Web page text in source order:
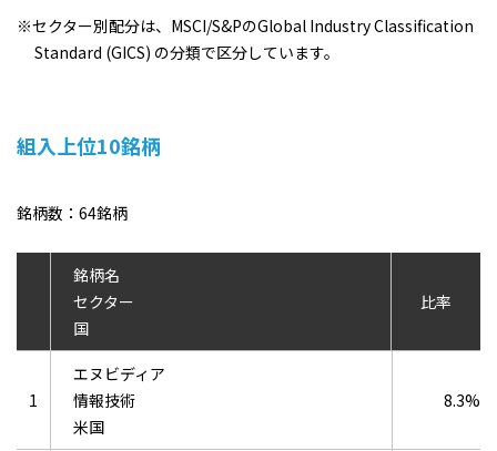
※セクター別配分は、MSCI/S&PのGlobal Industry Classification
Standard (GICS) の分類で区分しています。
組入上位10銘柄
銘柄数：64銘柄
銘柄名
セクター
国
比率
1
エヌビディア
情報技術
米国
8.3%